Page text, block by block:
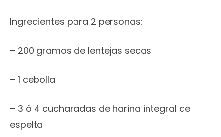
Ingredientes para 2 personas:
– 200 gramos de lentejas secas
– 1 cebolla
– 3 ó 4 cucharadas de harina integral de
espelta